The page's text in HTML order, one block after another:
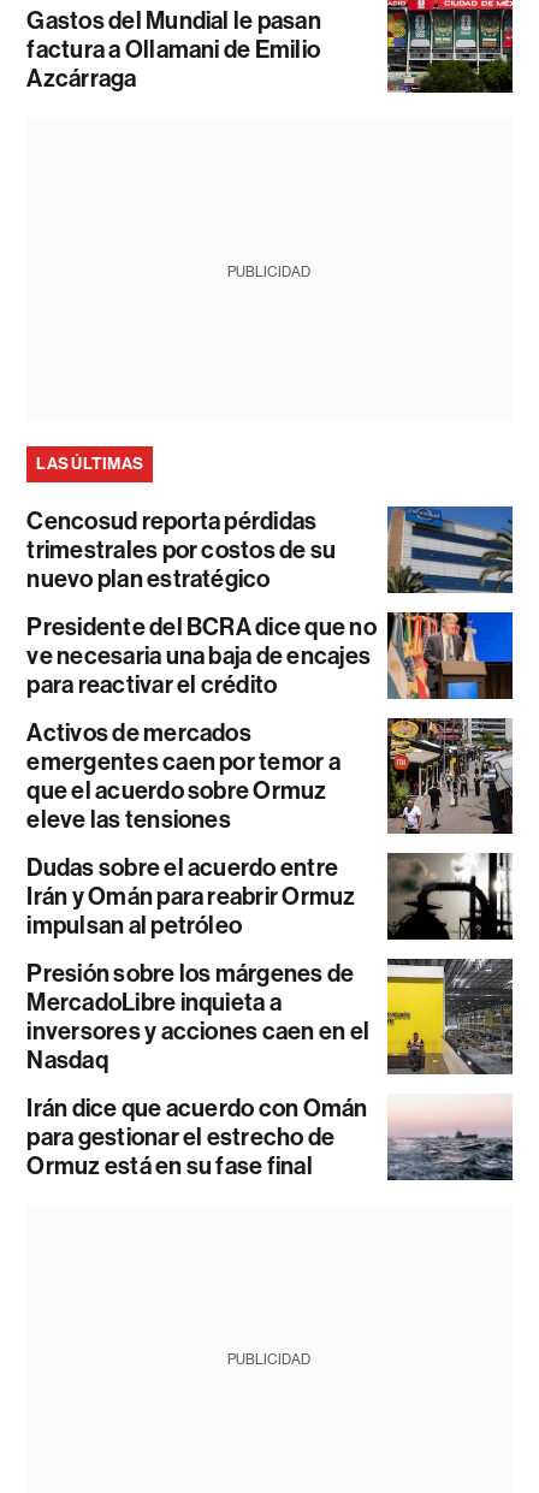
Gastos del Mundial le pasan
factura a Ollamani de Emilio
Azcárraga
PUBLICIDAD
LAS ÚLTIMAS
Cencosud reporta pérdidas
trimestrales por costos de su
nuevo plan estratégico
Presidente del BCRA dice que no
ve necesaria una baja de encajes
para reactivar el crédito
Activos de mercados
emergentes caen por temor a
que el acuerdo sobre Ormuz
eleve las tensiones
Dudas sobre el acuerdo entre
Irán y Omán para reabrir Ormuz
impulsan al petróleo
Presión sobre los márgenes de
MercadoLibre inquieta a
inversores y acciones caen en el
Nasdaq
Irán dice que acuerdo con Omán
para gestionar el estrecho de
Ormuz está en su fase final
PUBLICIDAD